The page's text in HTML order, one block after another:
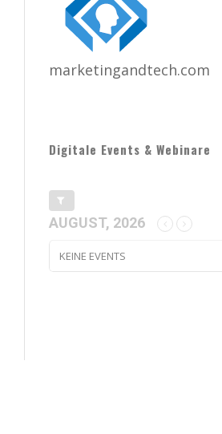
marketingandtech.com
Digitale Events & Webinare
AUGUST, 2026
KEINE EVENTS